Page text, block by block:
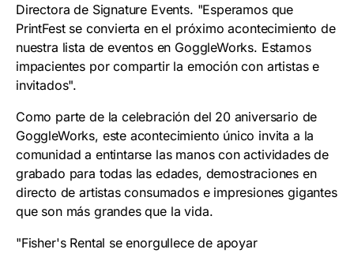
Directora de Signature Events. "Esperamos que
PrintFest se convierta en el próximo acontecimiento de
nuestra lista de eventos en GoggleWorks. Estamos
impacientes por compartir la emoción con artistas e
invitados".
Como parte de la celebración del 20 aniversario de
GoggleWorks, este acontecimiento único invita a la
comunidad a entintarse las manos con actividades de
grabado para todas las edades, demostraciones en
directo de artistas consumados e impresiones gigantes
que son más grandes que la vida.
"Fisher's Rental se enorgullece de apoyar